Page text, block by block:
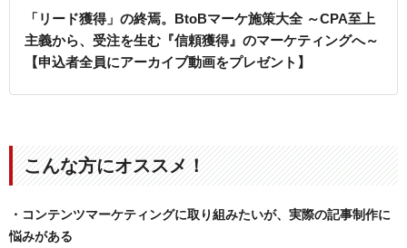
「リード獲得」の終焉。BtoBマーケ施策大全 ～CPA至上
主義から、受注を生む『信頼獲得』のマーケティングへ～
【申込者全員にアーカイブ動画をプレゼント】
こんな方にオススメ！
・コンテンツマーケティングに取り組みたいが、実際の記事制作に
悩みがある